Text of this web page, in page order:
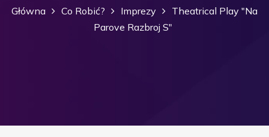
Główna Co Robić? Imprezy
Theatrical Play "Na
Parove Razbroj S"